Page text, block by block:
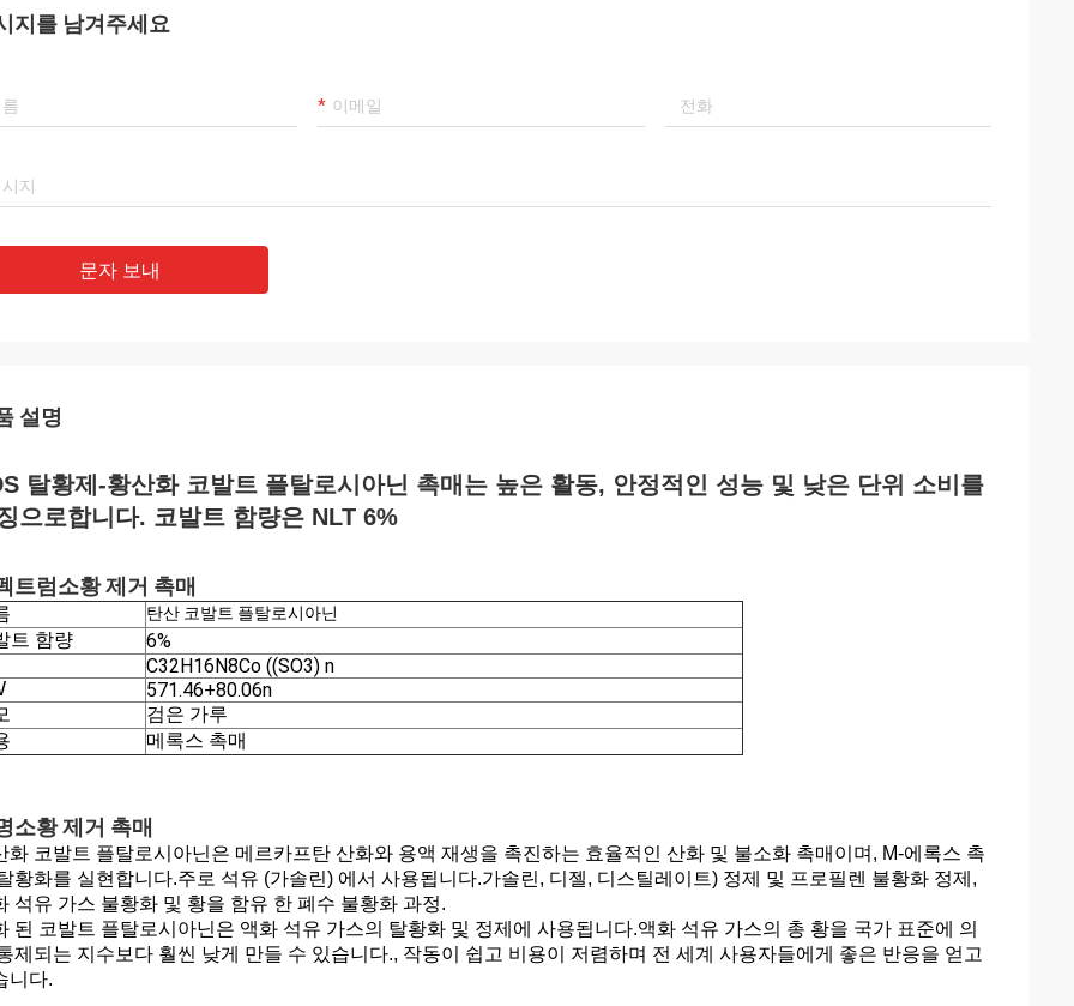
지를 남겨주세요
문자 보내
설명
탈황제-황산화 코발트 플탈로시아닌 촉매는 높은 활동, 안정적인 성능 및 낮은 단위 소비를
으로합니다. 코발트 함량은 NLT 6%
트럼 소황 제거 촉매
탄산 코발트 플탈로시아닌
트 함량
6%
C32H16N8Co ((SO3) n
571.46+80.06n
검은 가루
메록스 촉매
소황 제거 촉매
화 코발트 플탈로시아닌은 메르카프탄 산화와 용액 재생을 촉진하는 효율적인 산화 및 불소화 촉매이며, M-에록스 촉
황화를 실현합니다.주로 석유 (가솔린) 에서 사용됩니다.가솔린, 디젤, 디스틸레이트) 정제 및 프로필렌 불황화 정제,
석유 가스 불황화 및 황을 함유 한 폐수 불황화 과정.
된 코발트 플탈로시아닌은 액화 석유 가스의 탈황화 및 정제에 사용됩니다.액화 석유 가스의 총 황을 국가 표준에 의
제되는 지수보다 훨씬 낮게 만들 수 있습니다., 작동이 쉽고 비용이 저렴하며 전 세계 사용자들에게 좋은 반응을 얻고
니다.